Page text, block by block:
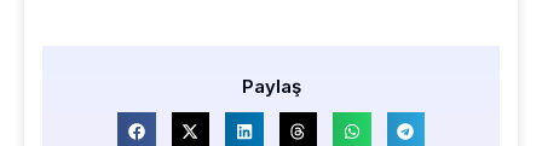
Paylaş